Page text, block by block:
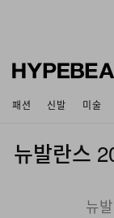
패션 신발 미술
뉴발란스
뉴